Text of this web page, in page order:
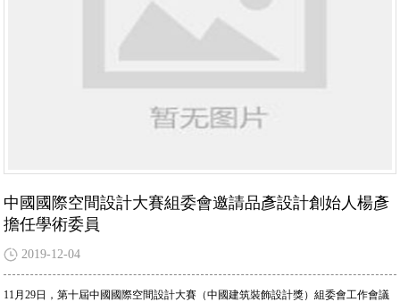
中國國際空間設計大賽組委會邀請品彥設計創始人楊彥
擔任學術委員
2019-12-04
11月29日，第十屆中國國際空間設計大賽（中國建筑裝飾設計獎）組委會工作會議